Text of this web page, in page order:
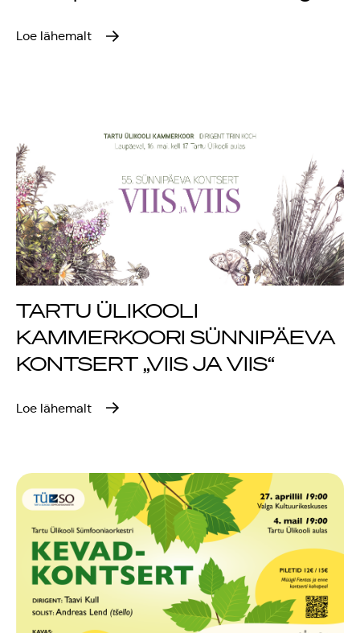
Loe lähemalt
TARTU ÜLIKOOLI
KAMMERKOORI SÜNNIPÄEVA
KONTSERT „VIIS JA VIIS“
Loe lähemalt